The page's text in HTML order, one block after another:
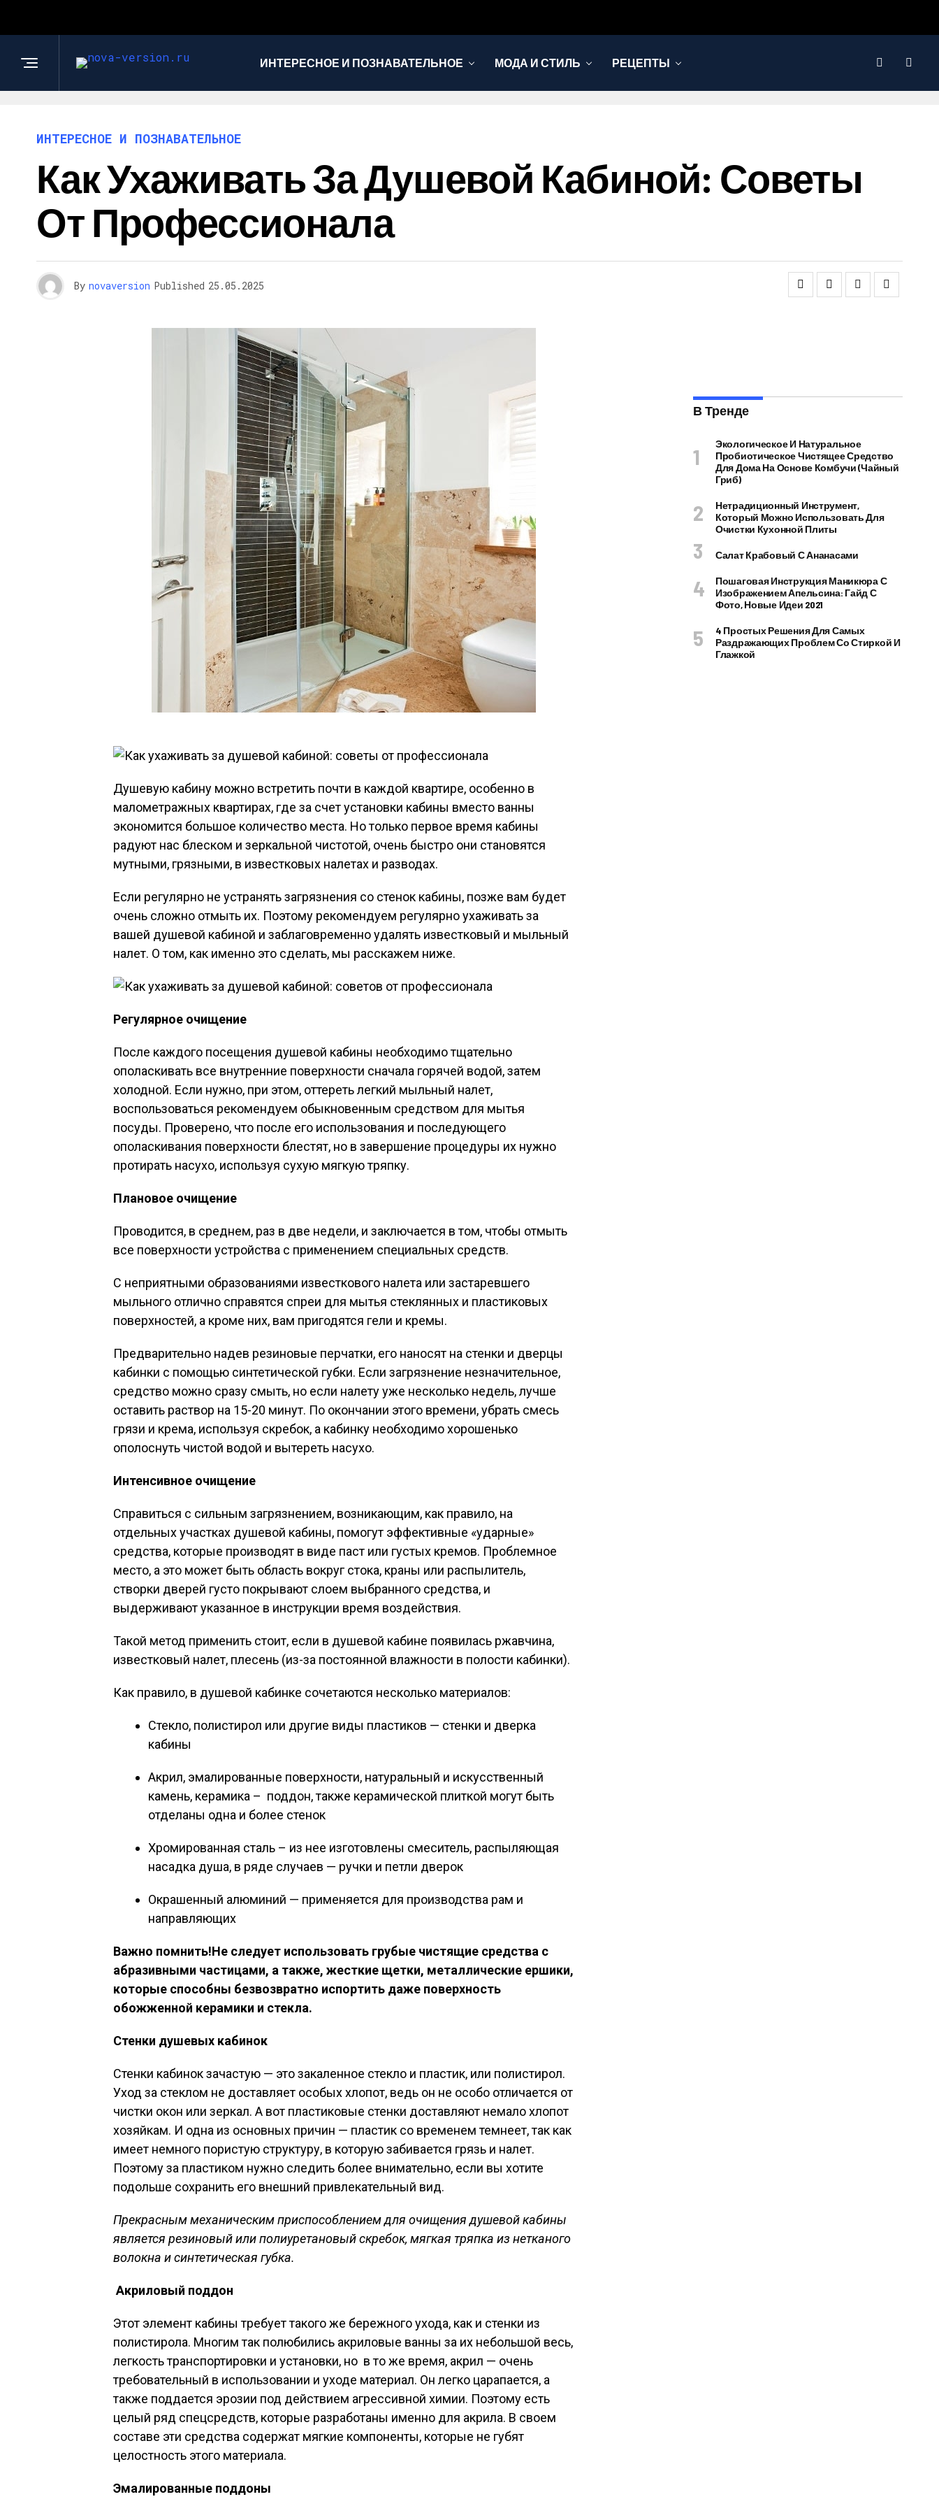
ИНТЕРЕСНОЕ И ПОЗНАВАТЕЛЬНОЕ МОДА И СТИЛЬ РЕЦЕПТЫ
ИНТЕРЕСНОЕ И ПОЗНАВАТЕЛЬНОЕ
Как Ухаживать За Душевой Кабиной: Советы
От Профессионала
By novaversion Published 25.05.2025
Душевую кабину можно встретить почти в каждой квартире, особенно в
малометражных квартирах, где за счет установки кабины вместо ванны
экономится большое количество места. Но только первое время кабины
радуют нас блеском и зеркальной чистотой, очень быстро они становятся
мутными, грязными, в известковых налетах и разводах.
Если регулярно не устранять загрязнения со стенок кабины, позже вам будет
очень сложно отмыть их. Поэтому рекомендуем регулярно ухаживать за
вашей душевой кабиной и заблаговременно удалять известковый и мыльный
налет. О том, как именно это сделать, мы расскажем ниже.
Регулярное очищение
После каждого посещения душевой кабины необходимо тщательно
ополаскивать все внутренние поверхности сначала горячей водой, затем
холодной. Если нужно, при этом, оттереть легкий мыльный налет,
воспользоваться рекомендуем обыкновенным средством для мытья
посуды. Проверено, что после его использования и последующего
ополаскивания поверхности блестят, но в завершение процедуры их нужно
протирать насухо, используя сухую мягкую тряпку.
Плановое очищение
Проводится, в среднем, раз в две недели, и заключается в том, чтобы отмыть
все поверхности устройства с применением специальных средств.
С неприятными образованиями известкового налета или застаревшего
мыльного отлично справятся спреи для мытья стеклянных и пластиковых
поверхностей, а кроме них, вам пригодятся гели и кремы.
Предварительно надев резиновые перчатки, его наносят на стенки и дверцы
кабинки с помощью синтетической губки. Если загрязнение незначительное,
средство можно сразу смыть, но если налету уже несколько недель, лучше
оставить раствор на 15-20 минут. По окончании этого времени, убрать смесь
грязи и крема, используя скребок, а кабинку необходимо хорошенько
ополоснуть чистой водой и вытереть насухо.
Интенсивное очищение
Справиться с сильным загрязнением, возникающим, как правило, на
отдельных участках душевой кабины, помогут эффективные «ударные»
средства, которые производят в виде паст или густых кремов. Проблемное
место, а это может быть область вокруг стока, краны или распылитель,
створки дверей густо покрывают слоем выбранного средства, и
выдерживают указанное в инструкции время воздействия.
Такой метод применить стоит, если в душевой кабине появилась ржавчина,
известковый налет, плесень (из-за постоянной влажности в полости кабинки).
Как правило, в душевой кабинке сочетаются несколько материалов:
Стекло, полистирол или другие виды пластиков — стенки и дверка
кабины
Акрил, эмалированные поверхности, натуральный и искусственный
камень, керамика – поддон, также керамической плиткой могут быть
отделаны одна и более стенок
Хромированная сталь – из нее изготовлены смеситель, распыляющая
насадка душа, в ряде случаев — ручки и петли дверок
Окрашенный алюминий — применяется для производства рам и
направляющих
Важно помнить!Не следует использовать грубые чистящие средства с
абразивными частицами, а также, жесткие щетки, металлические ершики,
которые способны безвозвратно испортить даже поверхность
обожженной керамики и стекла.
Стенки душевых кабинок
Стенки кабинок зачастую — это закаленное стекло и пластик, или полистирол.
Уход за стеклом не доставляет особых хлопот, ведь он не особо отличается от
чистки окон или зеркал. А вот пластиковые стенки доставляют немало хлопот
хозяйкам. И одна из основных причин — пластик со временем темнеет, так как
имеет немного пористую структуру, в которую забивается грязь и налет.
Поэтому за пластиком нужно следить более внимательно, если вы хотите
подольше сохранить его внешний привлекательный вид.
Прекрасным механическим приспособлением для очищения душевой кабины
является резиновый или полиуретановый скребок, мягкая тряпка из нетканого
волокна и синтетическая губка.
Акриловый поддон
Этот элемент кабины требует такого же бережного ухода, как и стенки из
полистирола. Многим так полюбились акриловые ванны за их небольшой весь,
легкость транспортировки и установки, но в то же время, акрил — очень
требовательный в использовании и уходе материал. Он легко царапается, а
также поддается эрозии под действием агрессивной химии. Поэтому есть
целый ряд спецсредств, которые разработаны именно для акрила. В своем
составе эти средства содержат мягкие компоненты, которые не губят
целостность этого материала.
Эмалированные поддоны
В Тренде
Экологическое И Натуральное
Пробиотическое Чистящее Средство
Для Дома На Основе Комбучи (чайный
Гриб)
Нетрадиционный Инструмент,
Который Можно Использовать Для
Очистки Кухонной Плиты
Салат Крабовый С Ананасами
Пошаговая Инструкция Маникюра С
Изображением Апельсина: Гайд С
Фото, Новые Идеи 2021
4 Простых Решения Для Самых
Раздражающих Проблем Со Стиркой И
Глажкой